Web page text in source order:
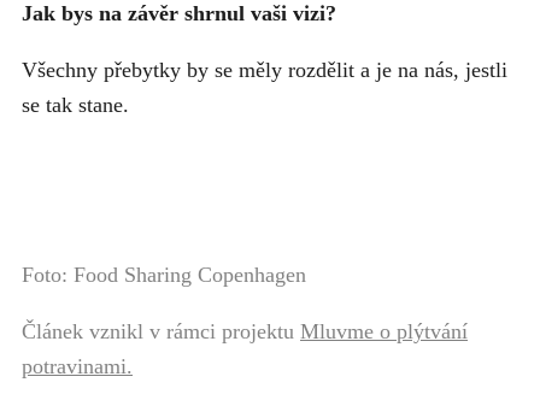
Jak bys na závěr shrnul vaši vizi?
Všechny přebytky by se měly rozdělit a je na nás, jestli
se tak stane.
Foto: Food Sharing Copenhagen
Článek vznikl v rámci projektu Mluvme o plýtvání
potravinami.